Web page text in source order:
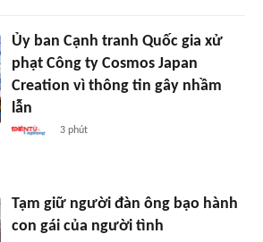
Ủy ban Cạnh tranh Quốc gia xử
phạt Công ty Cosmos Japan
Creation vì thông tin gây nhầm
lẫn
3 phút
Tạm giữ người đàn ông bạo hành
con gái của người tình